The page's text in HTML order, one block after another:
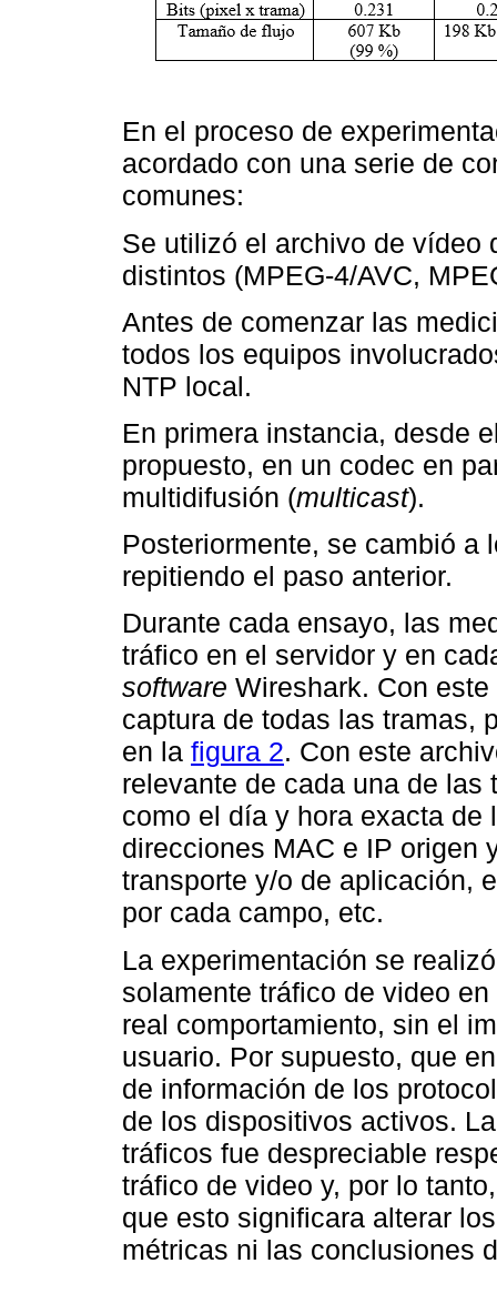
En el proceso de
acordado con una serie de
comunes:
Se utilizó el archivo de vídeo
distintos (MPEG-4/AVC,
Antes de comenzar las
todos los equipos
NTP local.
En primera instancia, desde
propuesto, en un codec en
multidifusión (multicast).
Posteriormente, se cambió a
repitiendo el paso anterior.
Durante cada ensayo, las
tráfico en el servidor y en
software Wireshark. Con este
captura de todas las tramas,
en la figura 2. Con este
relevante de cada una de las
como el día y hora exacta de
direcciones MAC e IP origen
transporte y/o de aplicación,
por cada campo, etc.
La experimentación se
solamente tráfico de video
real comportamiento, sin el
usuario. Por supuesto, que
de información de los
de los dispositivos activos.
tráficos fue despreciable
tráfico de video y, por lo
que esto significara alterar
métricas ni las conclusiones